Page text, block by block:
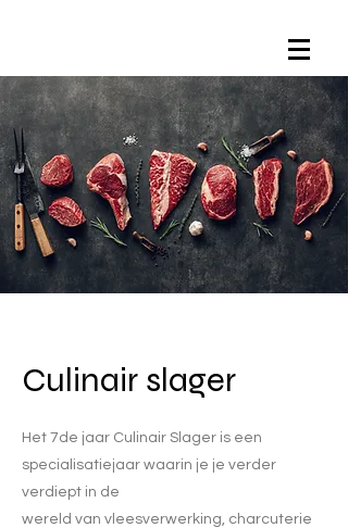
Culinair slager
Het 7de jaar Culinair Slager is een
specialisatiejaar waarin je je verder
verdiept in de
wereld van vleesverwerking, charcuterie